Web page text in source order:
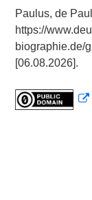
Paulus, de
https://
biographie.de/
[06.08.2026].